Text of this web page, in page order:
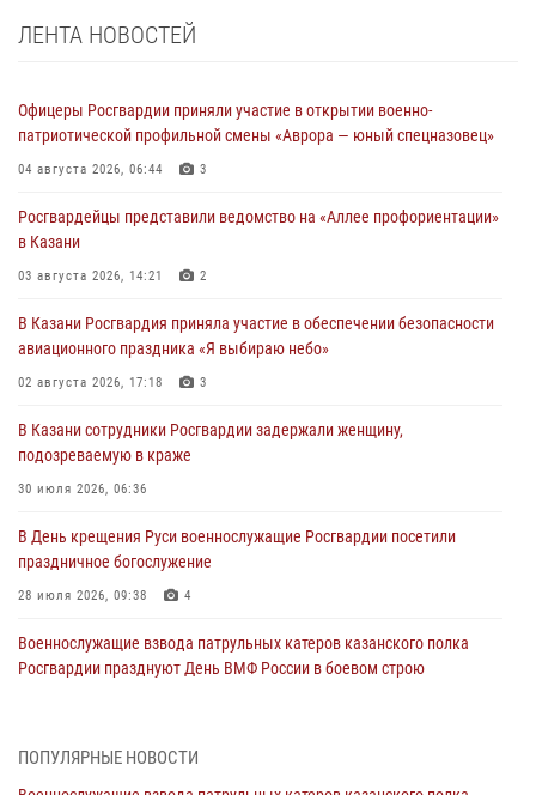
ЛЕНТА НОВОСТЕЙ
Офицеры Росгвардии приняли участие в открытии военно-
патриотической профильной смены «Аврора — юный спецназовец»
04 августа 2026, 06:44 3
Росгвардейцы представили ведомство на «Аллее профориентации»
в Казани
03 августа 2026, 14:21 2
В Казани Росгвардия приняла участие в обеспечении безопасности
авиационного праздника «Я выбираю небо»
02 августа 2026, 17:18 3
В Казани сотрудники Росгвардии задержали женщину,
подозреваемую в краже
30 июля 2026, 06:36
В День крещения Руси военнослужащие Росгвардии посетили
праздничное богослужение
28 июля 2026, 09:38 4
Военнослужащие взвода патрульных катеров казанского полка
Росгвардии празднуют День ВМФ России в боевом строю
Татарстанские росгвардейцы завоевали «бронзу» в окружном этапе
ПОПУЛЯРНЫЕ НОВОСТИ